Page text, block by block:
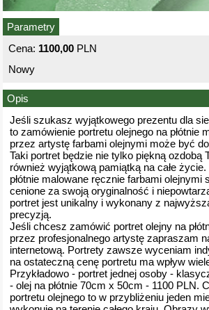
Parametry
Cena: 1100,00 PLN
Nowy
Opis
Jeśli szukasz wyjątkowego prezentu dla
to zamówienie portretu olejnego na płótnie
przez artystę farbami olejnymi może być
Taki portret będzie nie tylko piękną ozdobą
również wyjątkową pamiątką na całe
płótnie malowane ręcznie farbami olejnymi
cenione za swoją oryginalność i
portret jest unikalny i wykonany z
precyzją.
Jeśli chcesz zamówić portret olejny na
przez profesjonalnego artystę zapraszam
internetową. Portrety zawsze wyceniam
na ostateczną cenę portretu ma wpływ
Przykładowo - portret jednej osoby -
- olej na płótnie 70cm x 50cm - 1100 PLN.
portretu olejnego to w przybliżeniu jeden